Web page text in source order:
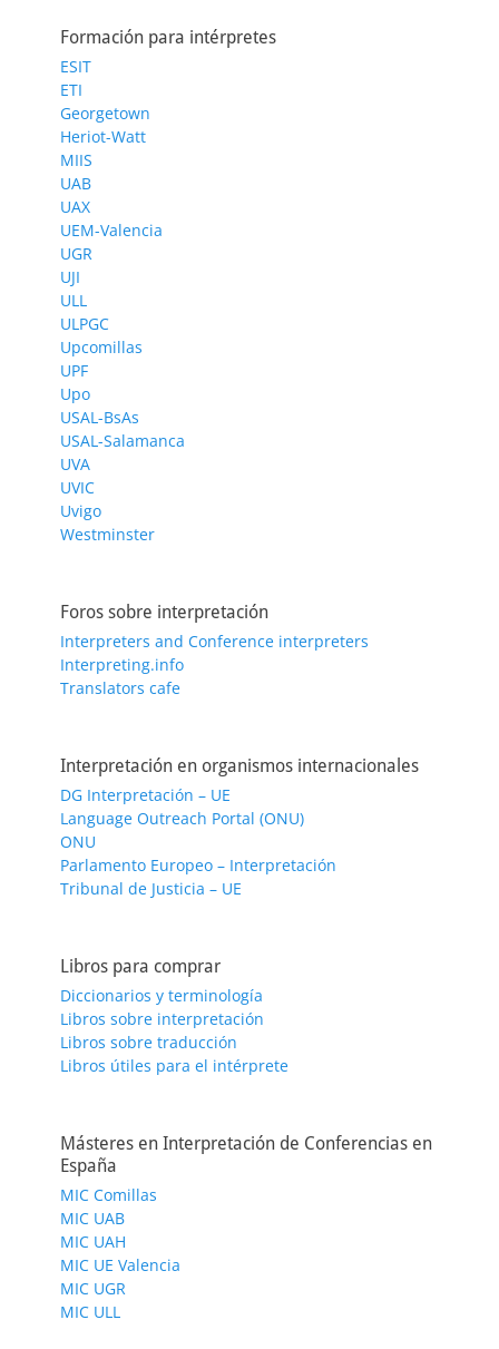
Formación para intérpretes
ESIT
ETI
Georgetown
Heriot-Watt
MIIS
UAB
UAX
UEM-Valencia
UGR
UJI
ULL
ULPGC
Upcomillas
UPF
Upo
USAL-BsAs
USAL-Salamanca
UVA
UVIC
Uvigo
Westminster
Foros sobre interpretación
Interpreters and Conference interpreters
Interpreting.info
Translators cafe
Interpretación en organismos internacionales
DG Interpretación – UE
Language Outreach Portal (ONU)
ONU
Parlamento Europeo – Interpretación
Tribunal de Justicia – UE
Libros para comprar
Diccionarios y terminología
Libros sobre interpretación
Libros sobre traducción
Libros útiles para el intérprete
Másteres en Interpretación de Conferencias en
España
MIC Comillas
MIC UAB
MIC UAH
MIC UE Valencia
MIC UGR
MIC ULL